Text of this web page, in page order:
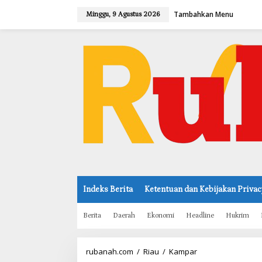
Minggu, 9 Agustus 2026 Tambahkan Menu
Indeks Berita Ketentuan dan Kebijakan
Berita Daerah Ekonomi Headline Hukrim
rubanah.com / Riau / Kampar